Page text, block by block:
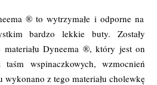
® to wytrzymałe i odporne na
bardzo lekkie buty. Zostały
materiału Dyneema ®, który jest on
wspinaczkowych, wzmocnień
z tego materiału cholewkę